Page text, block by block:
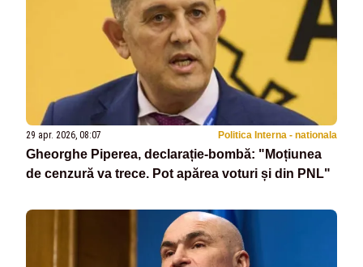
29 apr. 2026, 08:07 Politica Interna - nationala
Gheorghe Piperea, declarație-bombă: "Moțiunea
de cenzură va trece. Pot apărea voturi și din PNL"